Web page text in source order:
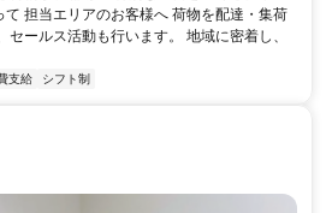
て 担当エリアのお客様へ 荷物を配達・集荷
セールス活動も行います。 地域に密着し、
支給 シフト制